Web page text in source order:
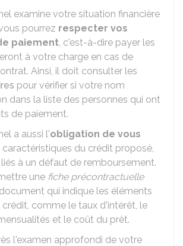
examine votre situation financière
pourrez respecter vos
paiement, c'est-à-dire payer les
à votre charge en cas de
Ainsi, il doit consulter les
pour vérifier si votre nom
dans la liste des personnes qui ont
de paiement.
a aussi l'obligation de vous
caractéristiques du crédit proposé,
à un défaut de remboursement.
une fiche précontractuelle
qui indique les éléments
comme le taux d'intérêt, le
et le coût du prêt.
l'examen approfondi de votre